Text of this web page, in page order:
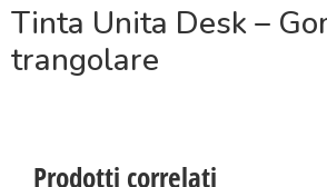
Tinta Unita Desk –
trangolare
Prodotti correlati